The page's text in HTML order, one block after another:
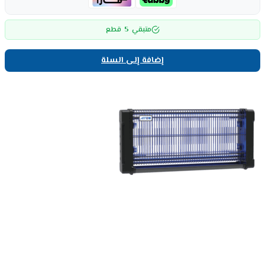
متبقي 5 قطع
إضافة إلى السلة